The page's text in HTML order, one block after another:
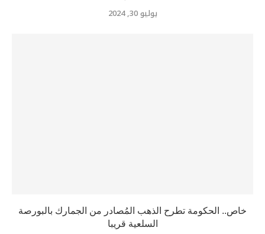
يوليو 30, 2024
خاص.. الحكومة تطرح الذهب المُصادر من الجمارك بالبورصة
السلعية قريبا